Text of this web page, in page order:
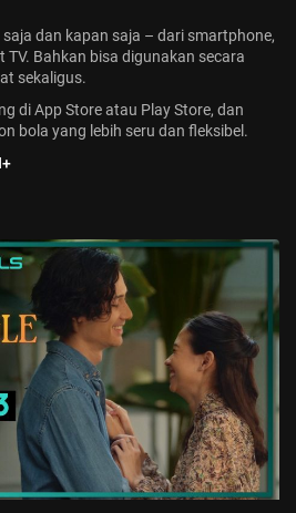
dan kapan saja – dari smartphone,
Bahkan bisa digunakan secara
sekaligus.
di App Store atau Play Store, dan
bola yang lebih seru dan fleksibel.